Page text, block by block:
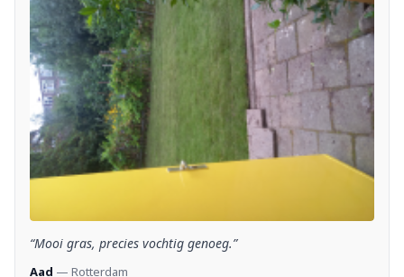
“Mooi gras, precies vochtig genoeg.”
Aad — Rotterdam